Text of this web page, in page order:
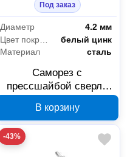
Под заказ
Диаметр
4.2 мм
Цвет покрытия
белый цинк
Материал
сталь
Саморез с
прессшайбой сверло
ГОСТ 4,2x32 200 шт
PR17.00346
В корзину
-43%